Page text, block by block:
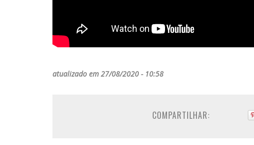
atualizado em 27/08/2020 - 10:58
COMPARTILHAR: